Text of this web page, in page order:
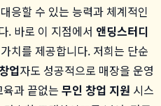
응할 수 있는 능력과 체계적인
. 바로 이 지점에서 앤딩스터디
치를 제공합니다. 저희는 단순
업자도 성공적으로 매장을 운영
과 끝없는 무인 창업 지원 시스